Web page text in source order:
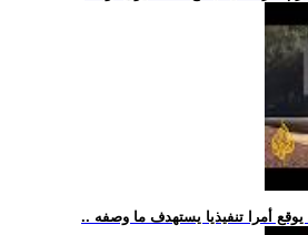
يوقع أمرا تنفيذيا يستهدف ما وصفه